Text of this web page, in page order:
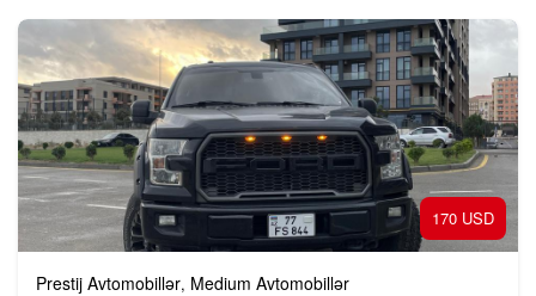
170 USD
Prestij Avtomobillər, Medium Avtomobillər